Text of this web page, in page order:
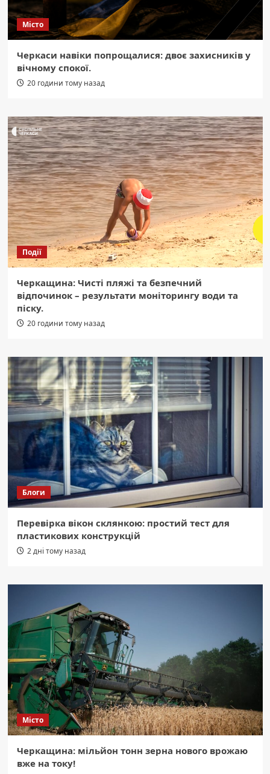
Місто
Черкаси навіки попрощалися: двоє захисників у
вічному спокої.
20 години тому назад
Події
Черкащина: Чисті пляжі та безпечний
відпочинок – результати моніторингу води та
піску.
20 години тому назад
Блоги
Перевірка вікон склянкою: простий тест для
пластикових конструкцій
2 дні тому назад
Місто
Черкащина: мільйон тонн зерна нового врожаю
вже на току!